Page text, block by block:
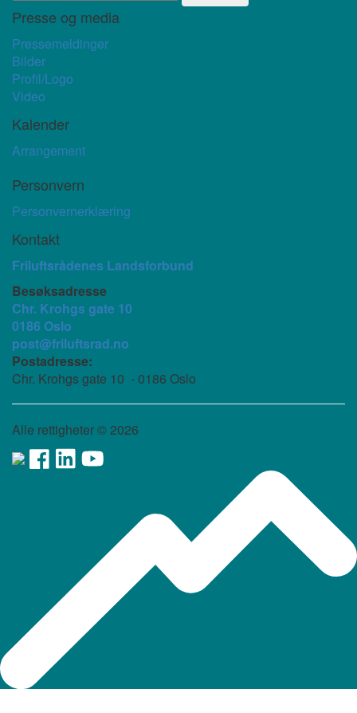
Presse og media
Pressemeldinger
Bilder
Profil/Logo
Video
Kalender
Arrangement
Personvern
Personvernerklæring
Kontakt
Friluftsrådenes Landsforbund
Besøksadresse
Chr. Krohgs gate 10
0186 Oslo
post@friluftsrad.no
Postadresse:
Chr. Krohgs gate 10 - 0186 Oslo
Alle rettigheter ©2026